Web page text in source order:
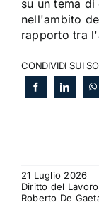
su un tema
nell'ambito
rapporto tra
CONDIVIDI SUI
21 Luglio 2026
Diritto del
Roberto De